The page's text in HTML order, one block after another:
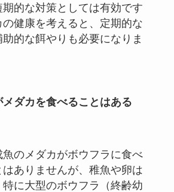
期的な対策としては有効です
の健康を考えると、定期的な
的な餌やりも必要になりま
ダカを食べることはある
のメダカがボウフラに食べ
はありませんが、稚魚や卵は
に大型のボウフラ（終齢幼